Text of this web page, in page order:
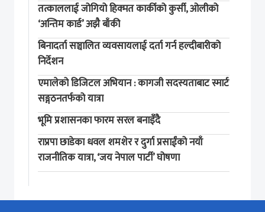
तत्काललाई जोगियो हिक्मत कार्कीको कुर्सी, ओलीको
‘अन्तिम कार्ड’ अझै बाँकी
बिनादर्ता सञ्चालित व्यवसायलाई दर्ता गर्न हल्दीबारीको
निर्देशन
एमालेको डिजिटल अभियान : कागजी सदस्यताबाट स्मार्ट
सङ्गठनतर्फको यात्रा
भूमि प्रशासनका फारम सरल बनाइँदै
राप्रपा छाडेका धवल शमशेर र दुर्गा प्रसाईंको नयाँ
राजनीतिक यात्रा, ‘जय नेपाल पार्टी’ घोषणा